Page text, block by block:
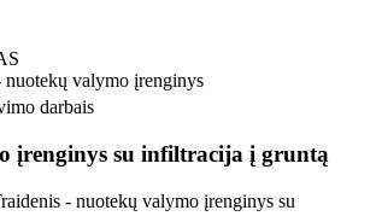
darbais
įrenginys su infiltracija į gruntą